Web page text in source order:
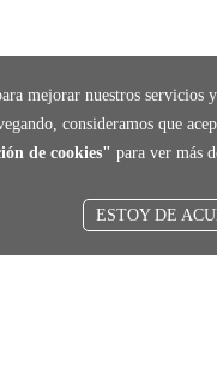
mejorar nuestros servicios
consideramos que
de cookies" para ver más
ESTOY DE